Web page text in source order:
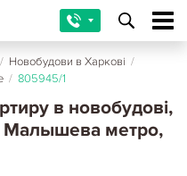
/ Новобудови в Харкові /
/ 805945/1
в новобудові,
Малышева метро,